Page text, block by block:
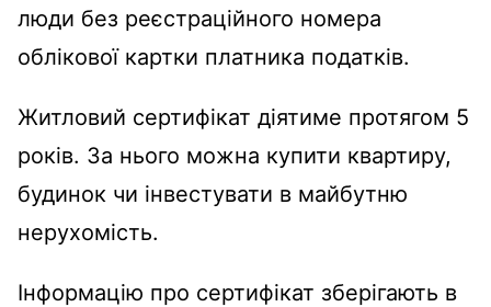
люди без реєстраційного номера
облікової картки платника податків.
Житловий сертифікат діятиме протягом 5
років. За нього можна купити квартиру,
будинок чи інвестувати в майбутню
нерухомість.
Інформацію про сертифікат зберігають в